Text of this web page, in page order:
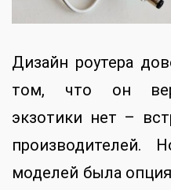
Дизайн роутера
том, что он
экзотики нет –
производителей.
моделей была